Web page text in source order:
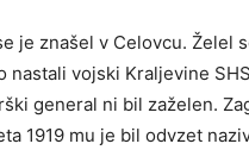
je znašel v Celovcu. Želel
nastali vojski Kraljevine
general ni bil zaželen.
1919 mu je bil odvzet